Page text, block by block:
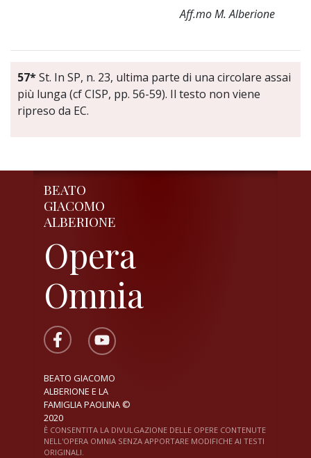
Aff.mo M. Alberione
57*St. In SP, n. 23, ultima parte di una circolare assai
più lunga (cf CISP, pp. 56-59). Il testo non viene
ripreso da EC.
BEATO
GIACOMO
ALBERIONE
Opera
Omnia
BEATO GIACOMO
ALBERIONE E LA
FAMIGLIA PAOLINA ©
2020
È CONSENTITA LA DIVULGAZIONE DELLE OPERE CONTENUTE
NELL'OPERA OMNIA SENZA APPORTARE MODIFICHE AI TESTI
ORIGINALI.